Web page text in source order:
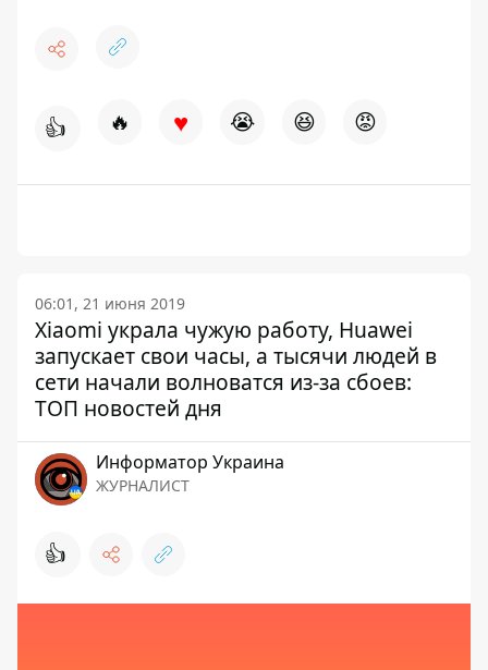
👍 🔥 ♥ 😭 😆 😡
06:01, 21 июня 2019
Xiaomi украла чужую работу, Huawei
запускает свои часы, а тысячи людей в
сети начали волноватся из-за сбоев:
ТОП новостей дня
Информатор Украина
ЖУРНАЛИСТ
👍